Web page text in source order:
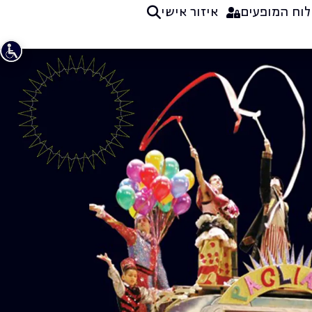
לוח המופעים איזור אישי